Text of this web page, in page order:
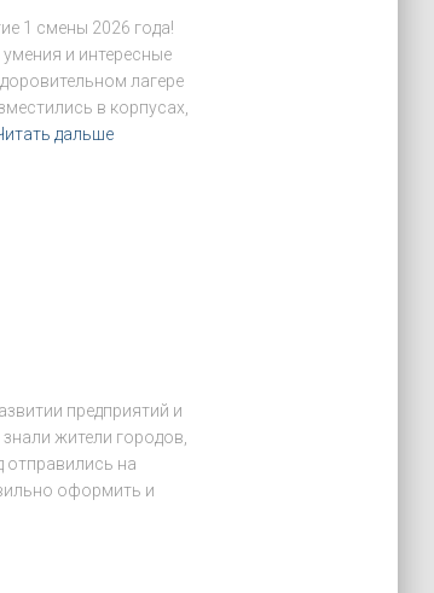
1 смены 2026 года!
и интересные
лагере
в корпусах,
дальше
предприятий и
жители городов,
отправились на
оформить и